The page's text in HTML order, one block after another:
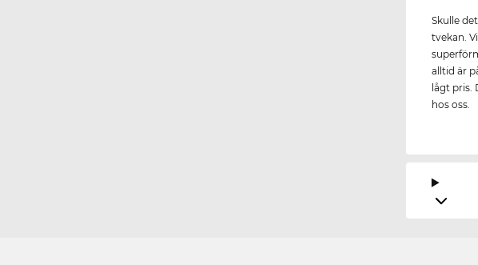
Skulle
tvekan.
alltid är
lågt pris.
hos oss.